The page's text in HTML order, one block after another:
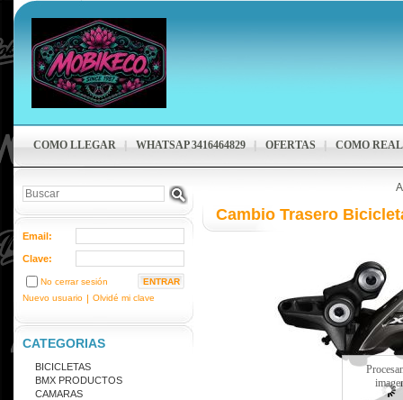
COMO LLEGAR WHATSAP 3416464829 OFERTAS COMO
Email:
Clave:
No cerrar sesión
Nuevo usuario | Olvidé mi clave
CATEGORIAS
BICICLETAS
BMX PRODUCTOS
CAMARAS
Cambio Trasero